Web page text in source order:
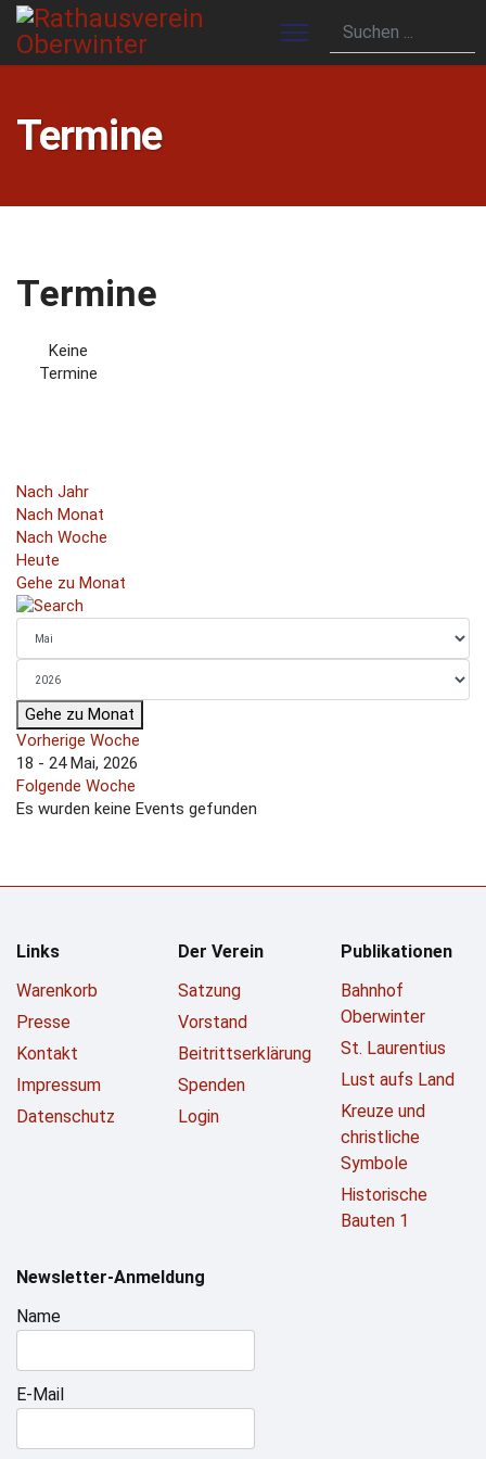
Termine
Termine
Keine
Termine
Nach Jahr
Nach Monat
Nach Woche
Heute
Gehe zu Monat
Gehe zu Monat
Vorherige Woche
18 - 24 Mai, 2026
Folgende Woche
Es wurden keine Events gefunden
Links
Warenkorb
Presse
Kontakt
Impressum
Datenschutz
Der Verein
Satzung
Vorstand
Beitrittserklärung
Spenden
Login
Publikationen
Bahnhof
Oberwinter
St. Laurentius
Lust aufs Land
Kreuze und
christliche
Symbole
Historische
Bauten 1
Newsletter-Anmeldung
Name
E-Mail